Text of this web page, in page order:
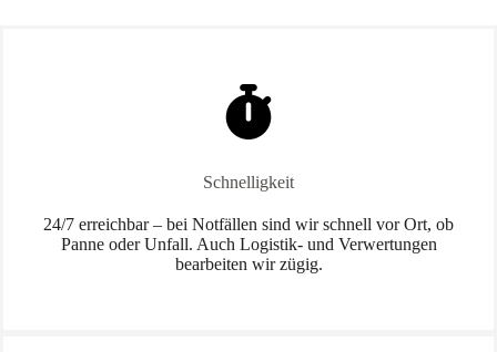
Schnelligkeit
24/7 erreichbar – bei Notfällen sind wir schnell vor Ort, ob
Panne oder Unfall. Auch Logistik- und Verwertungen
bearbeiten wir zügig.